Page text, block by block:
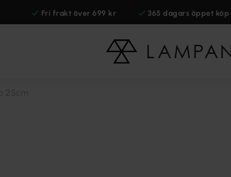
Fri frakt över 699 kr 365 dagars öppet köp